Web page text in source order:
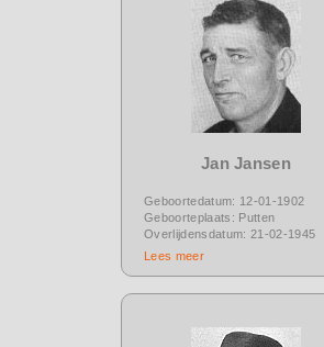
Jan Jansen
Geboortedatum: 12-01-1902
Geboorteplaats: Putten
Overlijdensdatum: 21-02-1945
Lees meer